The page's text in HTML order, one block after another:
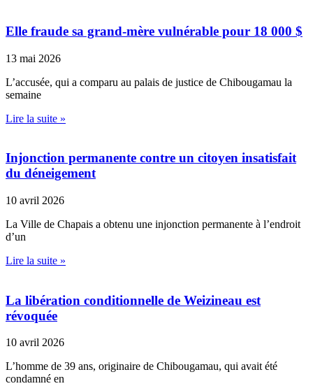
Elle fraude sa grand-mère vulnérable pour 18 000 $
13 mai 2026
L’accusée, qui a comparu au palais de justice de Chibougamau la
semaine
Lire la suite »
Injonction permanente contre un citoyen insatisfait
du déneigement
10 avril 2026
La Ville de Chapais a obtenu une injonction permanente à l’endroit
d’un
Lire la suite »
La libération conditionnelle de Weizineau est
révoquée
10 avril 2026
L’homme de 39 ans, originaire de Chibougamau, qui avait été
condamné en